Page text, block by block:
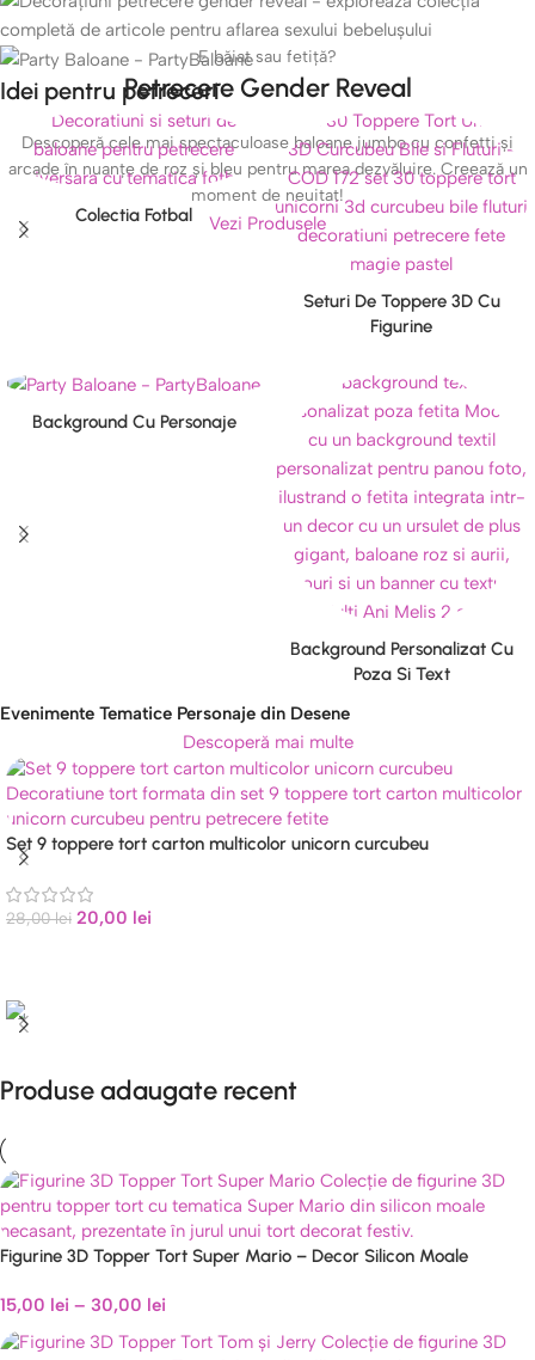
E băiat sau fetiță?
Petrecere Gender Reveal
Descoperă cele mai spectaculoase baloane jumbo cu confetti și
arcade în nuanțe de roz și bleu pentru marea dezvăluire. Creează un
moment de neuitat!
Vezi Produsele
Idei pentru petreceri
Colectia Fotbal
Seturi De Toppere 3D Cu
Figurine
Background Cu Personaje
Background Personalizat Cu
Poza Si Text
Evenimente Tematice Personaje din Desene
Descoperă mai multe
Set 9 toppere tort carton multicolor unicorn curcubeu
28,00lei 20,00 lei
Produse adaugate recent
Figurine 3D Topper Tort Super Mario – Decor Silicon Moale
15,00 lei – 30,00 lei